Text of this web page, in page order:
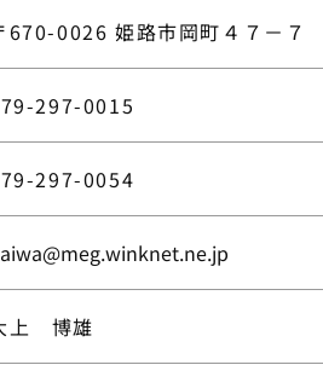
670-0026 姫路市岡町４７－７
297-0015
297-0054
上 博雄